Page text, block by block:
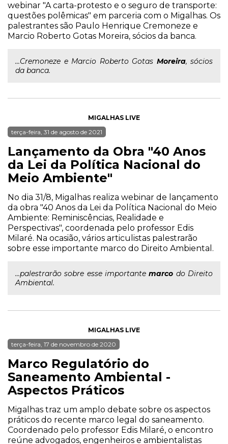
webinar "A carta-protesto e o seguro de transporte:
questões polêmicas" em parceria com o Migalhas. Os
palestrantes são Paulo Henrique Cremoneze e
Marcio Roberto Gotas Moreira, sócios da banca.
...Cremoneze e Marcio Roberto Gotas Moreira, sócios
da banca.
MIGALHAS LIVE
terça-feira, 31 de agosto de 2021
Lançamento da Obra "40 Anos
da Lei da Política Nacional do
Meio Ambiente"
No dia 31/8, Migalhas realiza webinar de lançamento
da obra "40 Anos da Lei da Política Nacional do Meio
Ambiente: Reminiscências, Realidade e
Perspectivas", coordenada pelo professor Edis
Milaré. Na ocasião, vários articulistas palestrarão
sobre esse importante marco do Direito Ambiental.
...palestrarão sobre esse importantemarco do Direito
Ambiental.
MIGALHAS LIVE
terça-feira, 17 de novembro de 2020
Marco Regulatório do
Saneamento Ambiental -
Aspectos Práticos
Migalhas traz um amplo debate sobre os aspectos
práticos do recente marco legal do saneamento.
Coordenado pelo professor Edis Milaré, o encontro
reúne advogados, engenheiros e ambientalistas